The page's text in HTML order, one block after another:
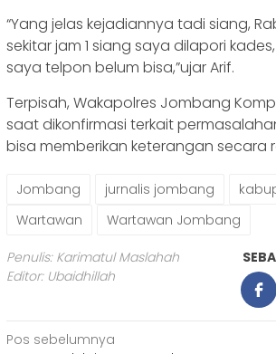
“Yang jelas kejadiannya tadi siang,
sekitar jam 1 siang saya dilapori
saya telpon belum bisa,”ujar Arif.
Terpisah, Wakapolres Jombang
saat dikonfirmasi terkait
bisa memberikan keterangan secara
Jombang jurnalis jombang
Wartawan
Wartawan Jombang
Penulis: Karimatul Maslahah
Editor: Ubaidhillah
Navigasi
Pos sebelumnya